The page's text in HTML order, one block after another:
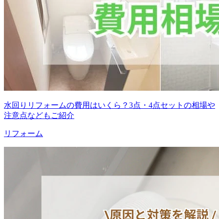
水回りリフォームの費用はいくら？3点・4点セットの相場や
注意点などもご紹介
リフォーム